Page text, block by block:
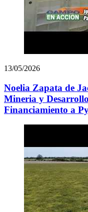
13/05/2026
Noelia Zapata de
Mineria y
Financiamiento a